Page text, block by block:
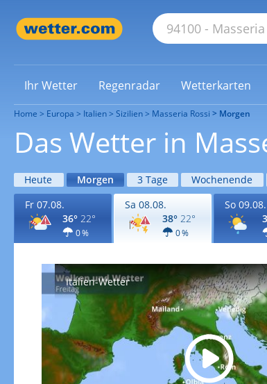
Ihr Wetter Regenradar Wetterkarten
Home Europa Italien Sizilien Masseria Rossi Morgen
Das Wetter in
Heute Morgen 3 Tage Wochenende
Fr 07.08.
36° 22°
0 %
Sa 08.08.
38° 22°
0 %
So 09.08.
Italien-Wetter